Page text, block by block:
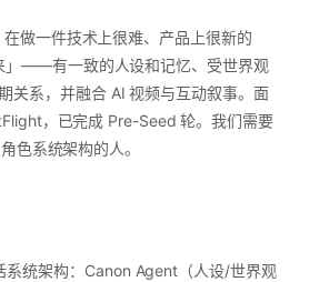
做一件技术上很难、产品上很新的
」——有一致的人设和记忆、受世界观
关系，并融合 AI 视频与互动叙事。面
，已完成 Pre-Seed 轮。我们需要
色系统架构的人。
系统架构：Canon Agent（人设/世界观